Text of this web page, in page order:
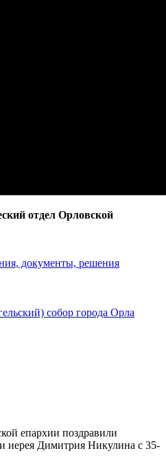
отдел Орловской
документы, решения
собор города Орла
епархии поздравили
иерея Димитрия Никулина с 35-